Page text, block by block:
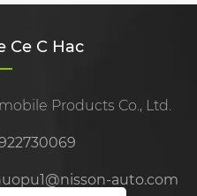
Се С Нас
Products Co., Ltd.
auto.com